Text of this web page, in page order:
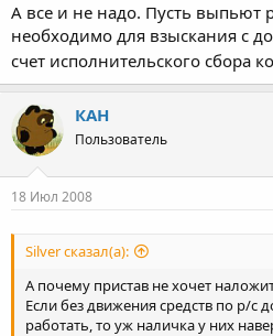
А все и не надо. Пусть выпьют
необходимо для взыскания с
счет исполнительского сбора
КАН
Пользователь
18 Июл 2008
Silver сказал(а):
А почему пристав не хочет
Если без движения средств по р/
работать, то уж наличка у них